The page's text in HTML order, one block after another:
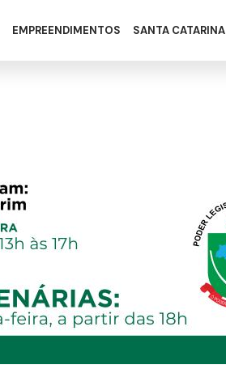
EMPREENDIMENTOS SANTA CATARINA